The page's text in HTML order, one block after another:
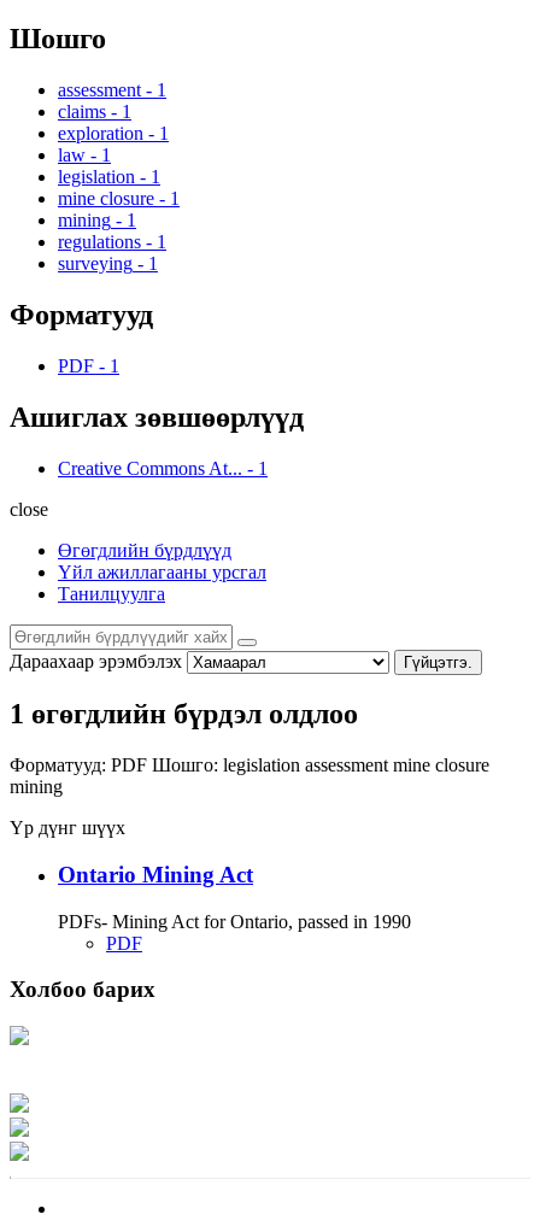
Шошго
assessment - 1
claims - 1
exploration - 1
law - 1
legislation - 1
mine closure - 1
mining - 1
regulations - 1
surveying - 1
Форматууд
PDF - 1
Ашиглах зөвшөөрлүүд
Creative Commons At... - 1
close
Өгөгдлийн бүрдлүүд
Үйл ажиллагааны урсгал
Танилцуулга
Дараахаар эрэмбэлэх Гүйцэтгэ.
1 өгөгдлийн бүрдэл олдлоо
Форматууд: PDF Шошго: legislation assessment mine closure
mining
Үр дүнг шүүх
Ontario Mining Act
PDFs- Mining Act for Ontario, passed in 1990
PDF
Холбоо барих